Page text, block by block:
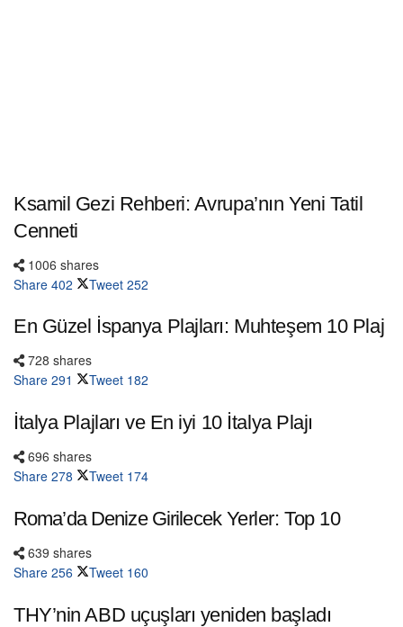
Ksamil Gezi Rehberi: Avrupa’nın Yeni Tatil
Cenneti
1006 shares
Share 402 Tweet 252
En Güzel İspanya Plajları: Muhteşem 10 Plaj
728 shares
Share 291 Tweet 182
İtalya Plajları ve En iyi 10 İtalya Plajı
696 shares
Share 278 Tweet 174
Roma’da Denize Girilecek Yerler: Top 10
639 shares
Share 256 Tweet 160
THY’nin ABD uçuşları yeniden başladı